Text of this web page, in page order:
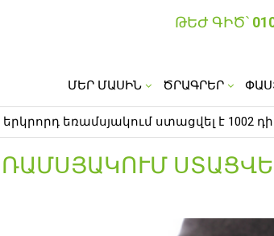
ՄԵՐ ՄԱՍԻՆ ԾՐԱԳՐԵՐ
ԹԵԺ ԳԻԾ՝
երկրորդ եռամսյակում ստացվել է 1002